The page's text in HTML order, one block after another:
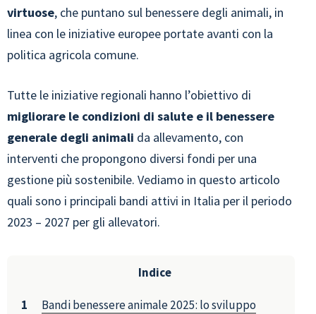
virtuose, che puntano sul benessere degli animali, in
linea con le iniziative europee portate avanti con la
politica agricola comune.
Tutte le iniziative regionali hanno l’obiettivo di
migliorare le condizioni di salute e il benessere
generale degli animali da allevamento, con
interventi che propongono diversi fondi per una
gestione più sostenibile. Vediamo in questo articolo
quali sono i principali bandi attivi in Italia per il periodo
2023 – 2027 per gli allevatori.
Indice
Bandi benessere animale 2025: lo sviluppo